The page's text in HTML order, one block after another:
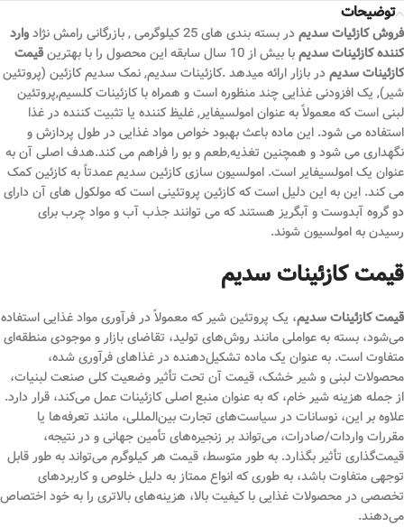
توضیحات
فروشکازئیات سدیمدر بسته بندی های 25 کیلوگرمی , بازرگانی رامش نژاد
وارد
کننده کازئینات سدیمبا بیش از 10 سال سابقه این محصول را با بهترین
قیمت
کازئینات سدیمدر بازار ارائه میدهد .کازئینات سدیم, نمک سدیم کازئین (پروتئین
شیر), یک افزودنی غذایی چند منظوره است و همراه با کازئینات کلسیم,پروتئین
لبنی است که معمولاً به عنوان امولسیفایر, غلیظ کننده یا تثبیت کننده در غذا
استفاده می شود. این ماده باعث بهبود خواص مواد غذایی در طول پردازش و
نگهداری می شود و همچنین تغذیه,طعم و بو را فراهم می کند.هدف اصلی آن به
عنوان یک امولسیفایر است. امولسیون سازی کازئین سدیم عمدتاً به کازئین کمک
می کند. این به این دلیل است که کازئین پروتئینی است که مولکول های آن دارای
دو گروه آبدوست و آبگریز هستند که می توانند جذب آب و مواد چرب برای
رسیدن به امولسیون شوند.
قیمتکازئینات سدیم
قیمت کازئینات سدیم، یک پروتئین شیر که معمولاً در فرآوری مواد غذایی استفاده
می‌شود، بسته به عواملی مانند روش‌های تولید، تقاضای بازار و موجودی منطقه‌ای
متفاوت است. به عنوان یک ماده تشکیل‌دهنده در غذاهای فرآوری شده،
محصولات لبنی و شیر خشک، قیمت آن تحت تأثیر وضعیت کلی صنعت لبنیات،
از جمله هزینه شیر خام، که به عنوان منبع اصلی کازئینات عمل می‌کند، قرار دارد.
علاوه بر این، نوسانات در سیاست‌های تجارت بین‌المللی، مانند تعرفه‌ها یا
مقررات واردات/صادرات، می‌تواند بر زنجیره‌های تأمین جهانی و در نتیجه،
قیمت‌گذاری تأثیر بگذارد. به طور متوسط، قیمت هر کیلوگرم می‌تواند به طور قابل
توجهی متفاوت باشد، به طوری که انواع ممتاز به دلیل خلوص و کاربردهای
تخصصی در محصولات غذایی با کیفیت بالا، هزینه‌های بالاتری را به خود اختصاص
می‌دهند.